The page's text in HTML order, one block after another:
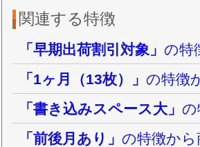
関連する特徴
「早期出荷割引対象」の特
「1ヶ月（13枚）」の特徴
「書き込みスペース大」
「前後月あり」の特徴か